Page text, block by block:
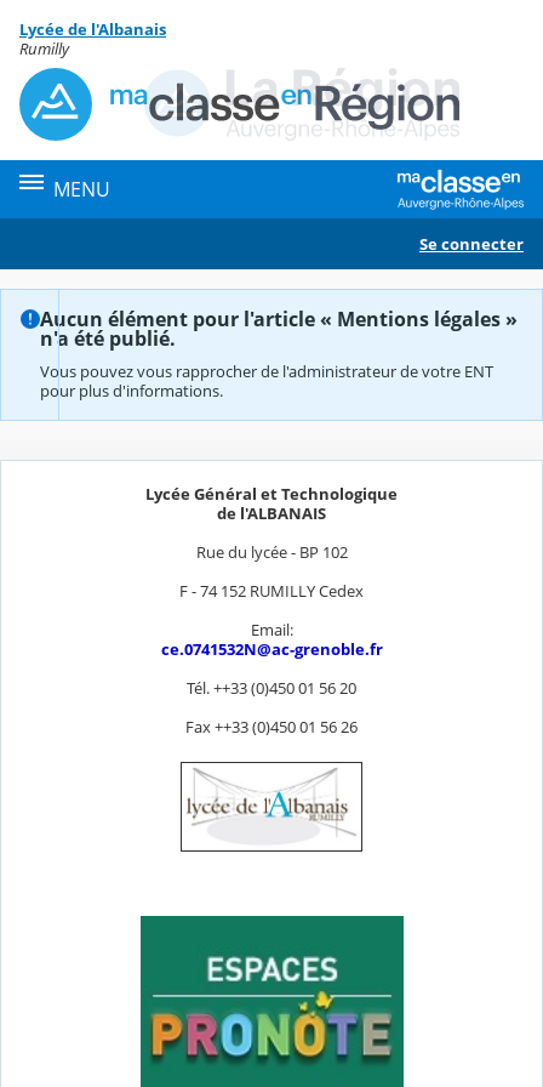
Contenu
Lycée de l'Albanais
Rumilly
MENU
Se connecter
Aucun élément pour l'article « Mentions légales »
n'a été publié.
Vous pouvez vous rapprocher de l'administrateur de votre ENT
pour plus d'informations.
Lycée Général et Technologique
de l'ALBANAIS
Rue du lycée - BP 102
F - 74 152 RUMILLY Cedex
Email:
ce.0741532N@ac-grenoble.fr
Tél. ++33 (0)450 01 56 20
Fax ++33 (0)450 01 56 26